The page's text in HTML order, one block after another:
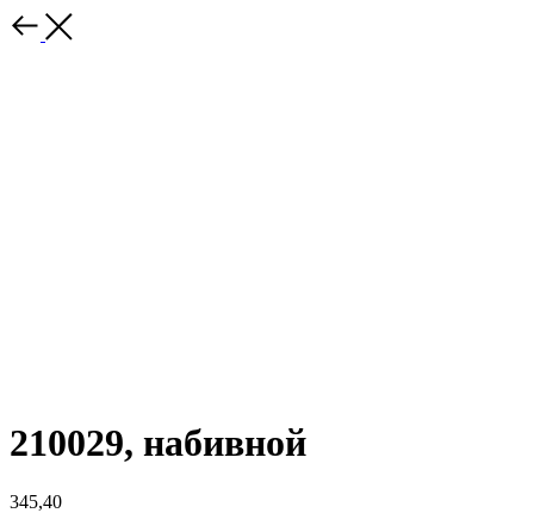
210029, набивной
345,40